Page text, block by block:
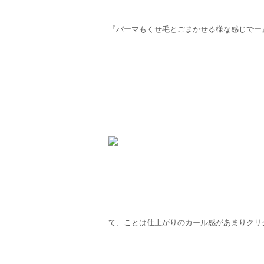
『パーマもくせ毛とごまかせる様な感じでー
て、ことは仕上がりのカール感があまりク